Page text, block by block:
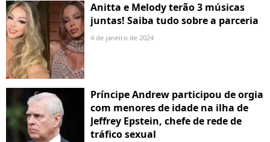
Anitta e Melody terão 3 músicas
juntas! Saiba tudo sobre a parceria
4 de janeiro de 2024
Príncipe Andrew participou de orgia
com menores de idade na ilha de
Jeffrey Epstein, chefe de rede de
tráfico sexual